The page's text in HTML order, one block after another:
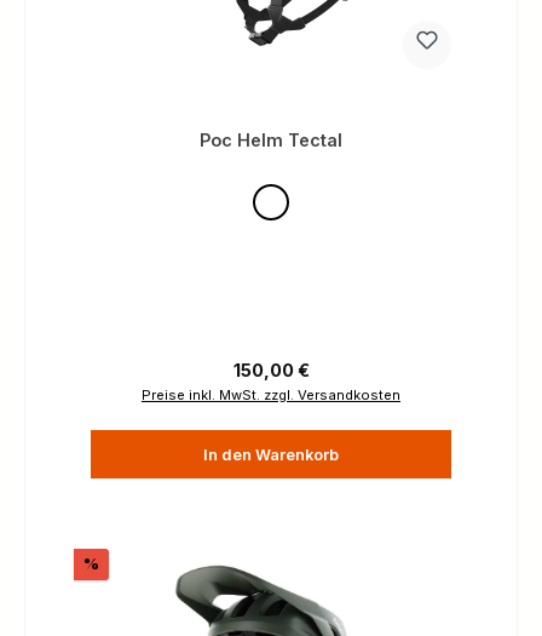
Poc Helm Tectal
Regulärer Preis:
150,00 €
Preise inkl. MwSt. zzgl. Versandkosten
In den Warenkorb
%